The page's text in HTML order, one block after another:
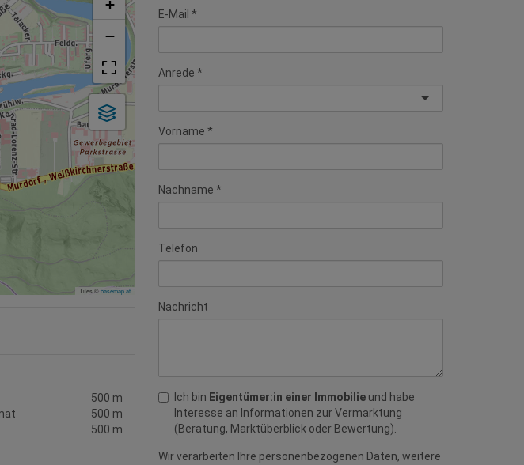
+
−
Tiles ©basemap.at
500 m
500 m
500 m
E-Mail
Anrede
Vorname
Nachname
Telefon
Nachricht
Ich bin Eigentümer:in einer Immobilie und habe
Interesse an Informationen zur Vermarktung
(Beratung, Marktüberblick oder Bewertung).
Wir verarbeiten Ihre personenbezogenen Daten, weitere